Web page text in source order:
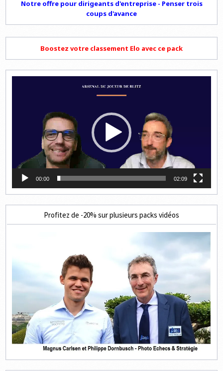
Notre offre pour dirigeants d'entreprise - Penser trois
coups d'avance
Boostez votre classement Elo avec ce pack
00:00 02:09
Profitez de -20% sur plusieurs packs vidéos